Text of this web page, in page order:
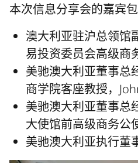
本次信息分享会的嘉宾包
澳大利亚驻沪总领馆
易投资委员会高级商
美驰澳大利亚董事总
商学院客座教授，
美驰澳大利亚董事总
大使馆前高级商务公
美驰澳大利亚执行董